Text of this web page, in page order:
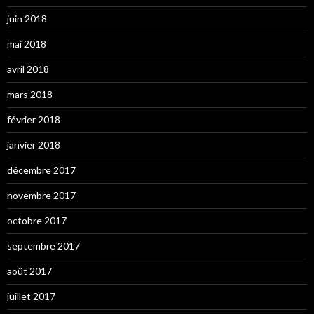
juin 2018
mai 2018
avril 2018
mars 2018
février 2018
janvier 2018
décembre 2017
novembre 2017
octobre 2017
septembre 2017
août 2017
juillet 2017